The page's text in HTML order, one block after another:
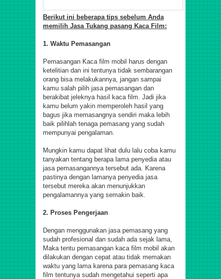
Berikut ini beberapa tips sebelum Anda
memilih Jasa Tukang pasang Kaca Film:
1. Waktu Pemasangan
Pemasangan Kaca film mobil harus dengan
ketelitian dan ini tentunya tidak sembarangan
orang bisa melakukannya, jangan sampai
kamu salah pilih jasa pemasangan dan
berakibat jeleknya hasil kaca film. Jadi jika
kamu belum yakin memperoleh hasil yang
bagus jika memasangnya sendiri maka lebih
baik pilihlah tenaga pemasang yang sudah
mempunyai pengalaman.
Mungkin kamu dapat lihat dulu lalu coba kamu
tanyakan tentang berapa lama penyedia atau
jasa pemasangannya tersebut ada. Karena
pastinya dengan lamanya penyedia jasa
tersebut mereka akan menunjukkan
pengalamannya yang semakin baik.
2. Proses Pengerjaan
Dengan menggunakan jasa pemasang yang
sudah profesional dan sudah ada sejak lama,
Maka tentu pemasangan kaca film mobil akan
dilakukan dengan cepat atau tidak memakan
waktu yang lama karena para pemasang kaca
film tentunya sudah mengetahui seperti apa